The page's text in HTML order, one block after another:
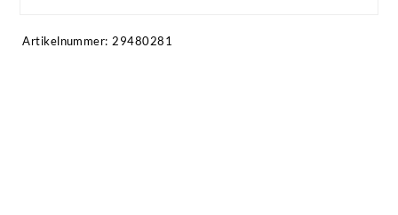
Artikelnummer: 29480281